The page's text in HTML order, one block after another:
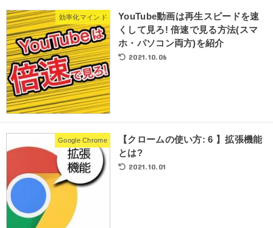
効率化マインド
YouTube動画は再生スピードを速
くして見ろ! 倍速で見る方法(スマ
ホ・パソコン両方)を紹介
2021.10.06
Google Chrome
【クロームの使い方: 6 】拡張機能
とは?
2021.10.01